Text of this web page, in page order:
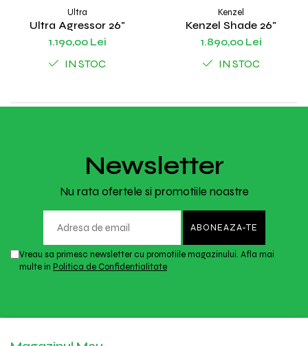
Ultra
Ultra Agressor 26"
1.190,00 Lei
IN STOC
Kenzel
Kenzel Shade 26"
1.890,00 Lei
IN STOC
Newsletter
Nu rata ofertele si promotiile noastre
Vreau sa primesc newsletter cu promotiile magazinului. Afla mai
multe in Politica de Confidentialitate